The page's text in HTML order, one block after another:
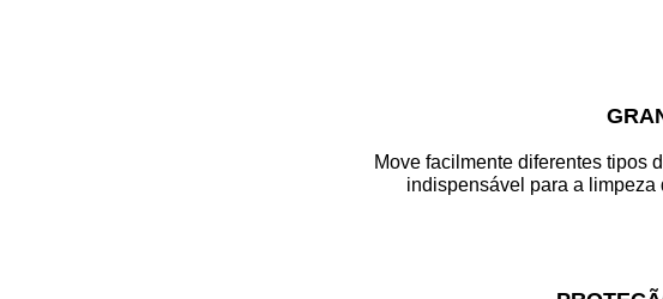
Move facilmente diferentes tipos
indispensável para a limpeza